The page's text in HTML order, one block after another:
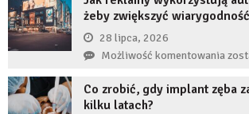
przed
żeby zwiększyć
28 lipca, 2026
Możliwość komentowaniaJak
Co zrobić, gdy implant zęba
kilku latach?